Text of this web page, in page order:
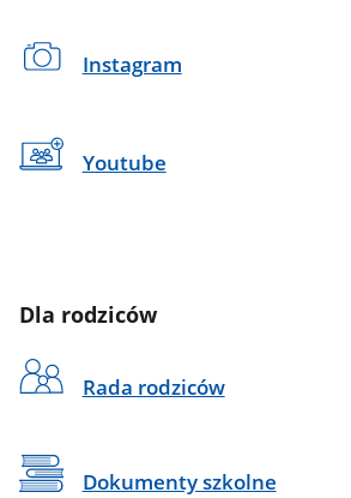
Instagram
Youtube
Dla rodziców
Rada rodziców
Dokumenty szkolne